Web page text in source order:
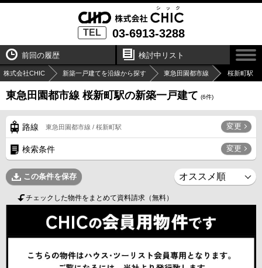
TEL 03-6913-3288
前回の履歴 検討中リスト
株式会社CHIC 新築一戸建てを沿線から探す 東急田園都市線 桜新町駅
東急田園都市線 桜新町駅の新築一戸建て (6件)
路線 東急田園都市線 / 桜新町駅 変更
検索条件 変更
この条件を保存
チェックした物件をまとめて資料請求（無料）